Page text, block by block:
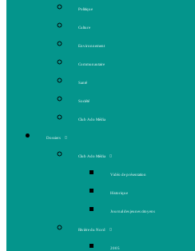
Politique
Culture
Environnement
Communautaire
Santé
Société
Club Ado Média
Dossiers
Club Ado Média
Vidéo de présentation
Historique
Journal des jeunes citoyens
Rivière du Nord
2005